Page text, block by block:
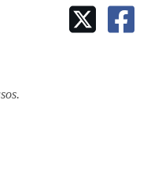
CORPORATIVA
DEL ADALID
HOMENAXEADAS
DAS LETRAS